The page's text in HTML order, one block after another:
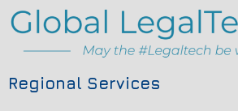
Regional Services